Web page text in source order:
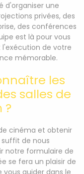
d'organiser une
privées, des
des conférences
est là pour vous
de votre
mémorable.
les
salles de
?
cinéma et obtenir
de nous
notre formulaire de
se fera un plaisir de
guider dans le